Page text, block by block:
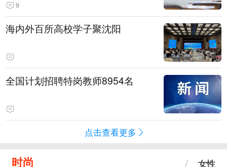
9
海内外百所高校学子聚沈阳
全国计划招聘特岗教师8954名
点击查看更多
时尚 女性